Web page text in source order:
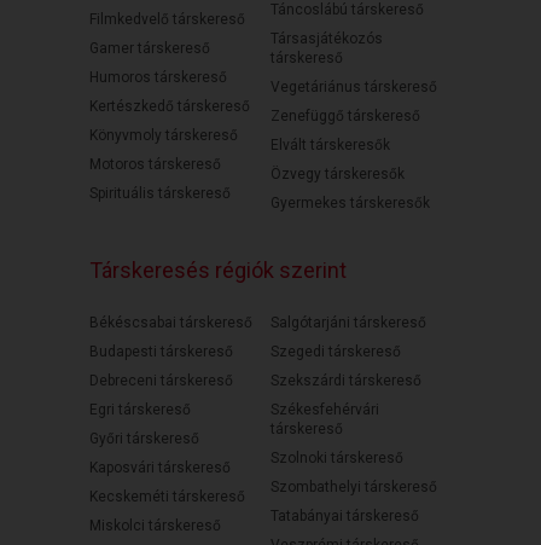
Filmkedvelő társkereső
Gamer társkereső
Humoros társkereső
Kertészkedő társkereső
Könyvmoly társkereső
Motoros társkereső
Spirituális társkereső
Táncoslábú társkereső
Társasjátékozós
társkereső
Vegetáriánus társkereső
Zenefüggő társkereső
Elvált társkeresők
Özvegy társkeresők
Gyermekes társkeresők
Társkeresés régiók szerint
Békéscsabai társkereső
Budapesti társkereső
Debreceni társkereső
Egri társkereső
Győri társkereső
Kaposvári társkereső
Kecskeméti társkereső
Miskolci társkereső
Salgótarjáni társkereső
Szegedi társkereső
Szekszárdi társkereső
Székesfehérvári
társkereső
Szolnoki társkereső
Szombathelyi társkereső
Tatabányai társkereső